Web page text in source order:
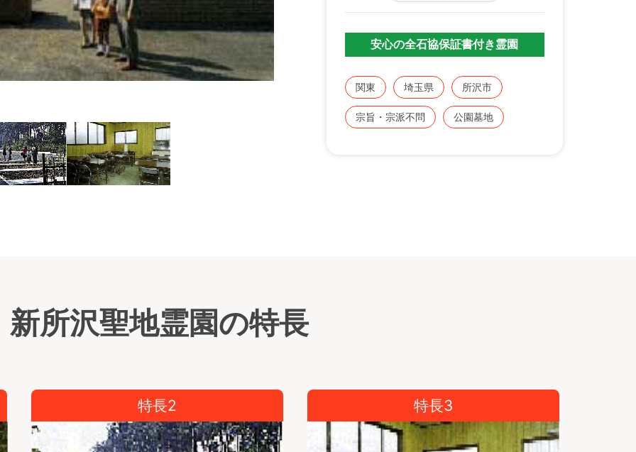
通便の良い霊園です。環境も武蔵野の面影を
お墓参りの出来る平坦墓地です。
安心の全石協保証書付き霊園
関東 埼玉県 所沢市
宗旨・宗派不問 公園墓地
新所沢聖地霊園の特長
特長2 特長3